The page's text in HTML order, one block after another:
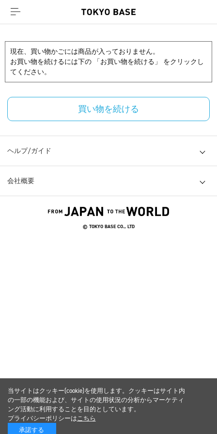
現在、買い物かごには商品が入っておりません。
お買い物を続けるには下の 「お買い物を続ける」 をクリックし
てください。
買い物を続ける
ヘルプ/ガイド
会社概要
© TOKYO BASE CO., LTD
当サイトはクッキー(cookie)を使用します。クッキーはサイト内
の一部の機能および、サイトの使用状況の分析からマーケティ
ング活動に利用することを目的としています。
プライバシーポリシーはこちら
承諾する